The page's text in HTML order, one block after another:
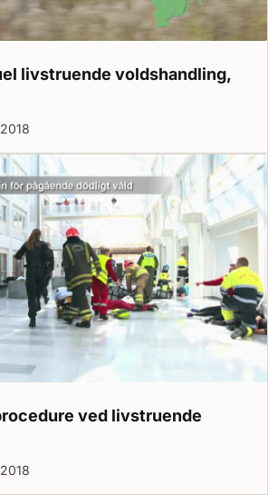
livstruende voldshandling,
ved livstruende